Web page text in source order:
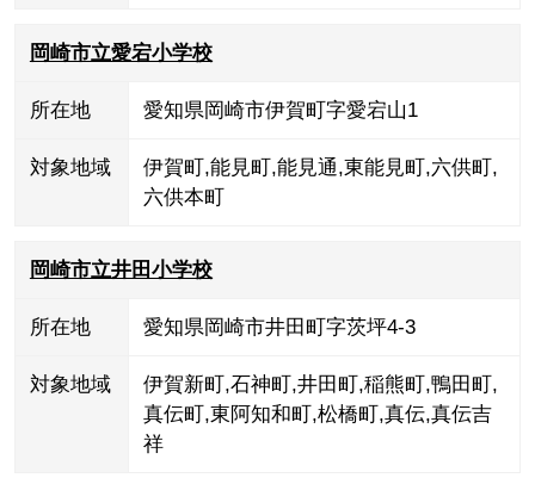
岡崎市立愛宕小学校
所在地 愛知県岡崎市伊賀町字愛宕山1
対象地域 伊賀町 ,能見町 ,能見通,東能見町 ,六供町 ,
六供本町
岡崎市立井田小学校
所在地 愛知県岡崎市井田町字茨坪4-3
対象地域 伊賀新町 ,石神町 ,井田町 ,稲熊町 ,鴨田町 ,
真伝町 ,東阿知和町 ,松橋町 ,真伝,真伝吉
祥